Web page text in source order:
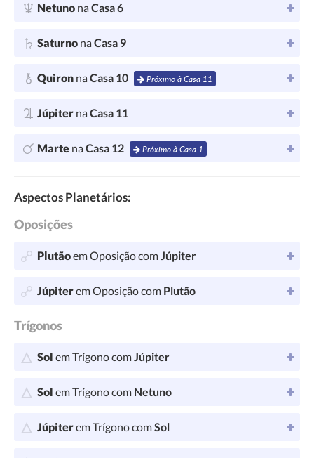
Netuno naCasa 6
Saturno naCasa 9
Quiron naCasa 10 Próximo à Casa 11
Júpiter naCasa 11
Marte naCasa 12 Próximo à Casa 1
Aspectos Planetários:
Oposições
Plutãoem Oposição comJúpiter
Júpiterem Oposição com Plutão
Trígonos
Sol em Trígono comJúpiter
Sol em Trígono com Netuno
Júpiterem Trígono comSol